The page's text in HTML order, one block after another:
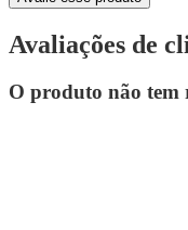
Avaliações de
O produto não tem